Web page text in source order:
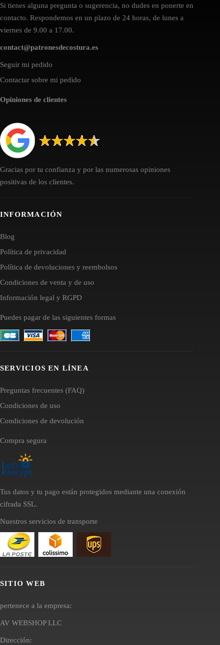
Si tienes alguna pregunta o sugerencia, no dudes en ponerte en
contacto. Respondemos en un plazo de 24 horas, de lunes a
viernes de 9.00 a 17.00.
contact@patronesdecostura.es
Seguir mi pedido
Contactar sobre mi pedido
Opiniones de clientes
Gracias por tu confianza y por las numerosas opiniones
positivas de los clientes.
INFORMACIÓN
Blog
Política de privacidad
Política de devoluciones y reembolsos
Condiciones de venta y de uso
Información legal y RGPD
Puedes pagar de las siguientes formas
SERVICIOS EN LÍNEA
Preguntas frecuentes (FAQ)
Condiciones de uso
Condiciones de devolución
Compra segura
Tus datos y tu pago están protegidos mediante una conexión
cifrada SSL.
Nuestros servicios de transporte
SITIO WEB
pertenece a la empresa:
AV WEBSHOP LLC
Dirección: